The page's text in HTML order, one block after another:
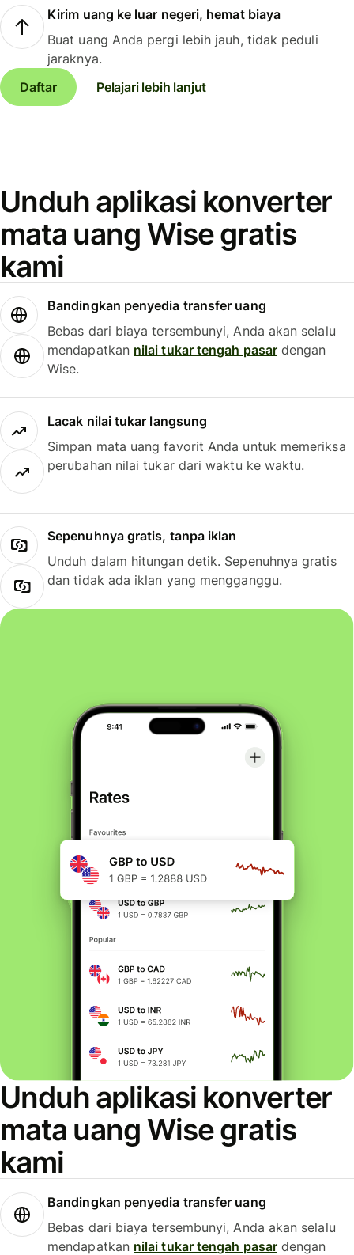
Kirim uang ke luar negeri, hemat biaya
Buat uang Anda pergi lebih jauh, tidak peduli
jaraknya.
Daftar
Pelajari lebih lanjut
Unduh aplikasi konverter
mata uang Wise gratis
kami
Bandingkan penyedia transfer uang
Bebas dari biaya tersembunyi, Anda akan selalu
mendapatkan nilai tukar tengah pasardengan
Wise.
Lacak nilai tukar langsung
Simpan mata uang favorit Anda untuk memeriksa
perubahan nilai tukar dari waktu ke waktu.
Sepenuhnya gratis, tanpa iklan
Unduh dalam hitungan detik. Sepenuhnya gratis
dan tidak ada iklan yang mengganggu.
Unduh aplikasi konverter
mata uang Wise gratis
kami
Bandingkan penyedia transfer uang
Bebas dari biaya tersembunyi, Anda akan selalu
mendapatkan nilai tukar tengah pasardengan